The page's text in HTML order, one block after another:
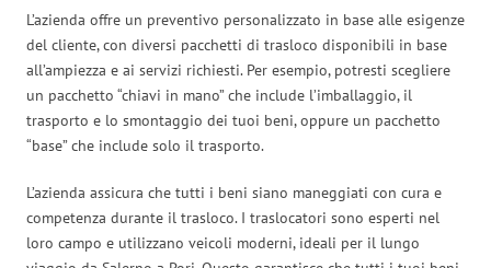
L’azienda offre un preventivo personalizzato in base alle esigenze
del cliente, con diversi pacchetti di trasloco disponibili in base
all’ampiezza e ai servizi richiesti. Per esempio, potresti scegliere
un pacchetto “chiavi in mano” che include l’imballaggio, il
trasporto e lo smontaggio dei tuoi beni, oppure un pacchetto
“base” che include solo il trasporto.
L’azienda assicura che tutti i beni siano maneggiati con cura e
competenza durante il trasloco. I traslocatori sono esperti nel
loro campo e utilizzano veicoli moderni, ideali per il lungo